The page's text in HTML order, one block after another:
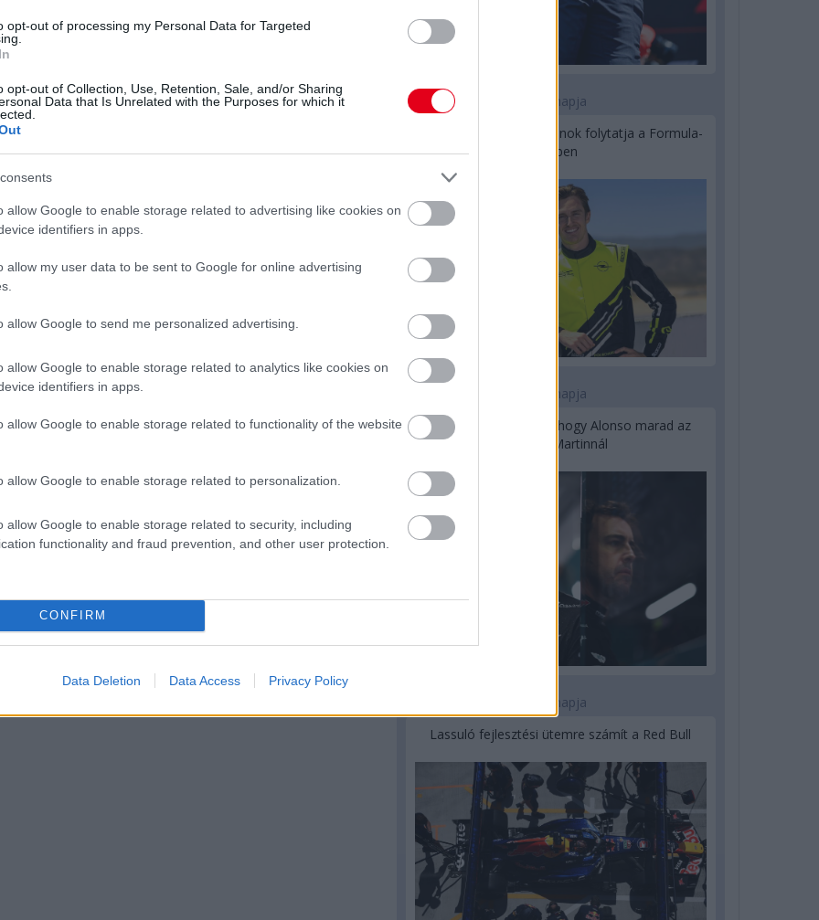
opt-out of processing my Personal Data for Targeted
opt-out of Collection, Use, Retention, Sale, and/or Sharing
Data that Is Unrelated with the Purposes for which it
allow Google to enable storage related to advertising like cookies on
identifiers in apps.
allow my user data to be sent to Google for online advertising
allow Google to send me personalized advertising.
allow Google to enable storage related to analytics like cookies on
identifiers in apps.
allow Google to enable storage related to functionality of the website
allow Google to enable storage related to personalization.
allow Google to enable storage related to security, including
functionality and fraud prevention, and other user protection.
CONFIRM
Data Deletion Data Access Privacy Policy
Verstappen:
Kormányzati
nehéz
„Nem felejtettem
el vezetni” –
koncentrál
javulás az év algoritmusok
ben?
2 napja
Újabb korábbi F2-es bajnok folytatja a Formula-
E-ben
2 napja
Newey biztos benne, hogy Alonso marad az
Aston Martinnál
3 napja
Lassuló fejlesztési ütemre számít a Red Bull